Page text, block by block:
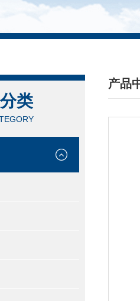
类
产品
/